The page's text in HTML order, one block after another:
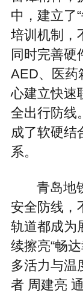
中，建立了
培训机制，
同时完善硬
AED、医药
心建立快速
全出行防线
成了软硬结
系。
青岛地
安全防线，
轨道都成为
续擦亮“畅
多活力与温
者 周建亮